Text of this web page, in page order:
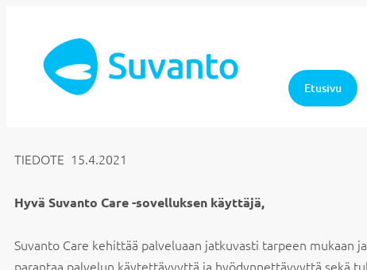
Etusivu
TIEDOTE 15.4.2021
Hyvä Suvanto Care -sovelluksen käyttäjä,
Suvanto Care kehittää palveluaan jatkuvasti tarpeen mukaan
parantaa palvelun käytettävyyttä ja hyödynnettävyyttä sekä